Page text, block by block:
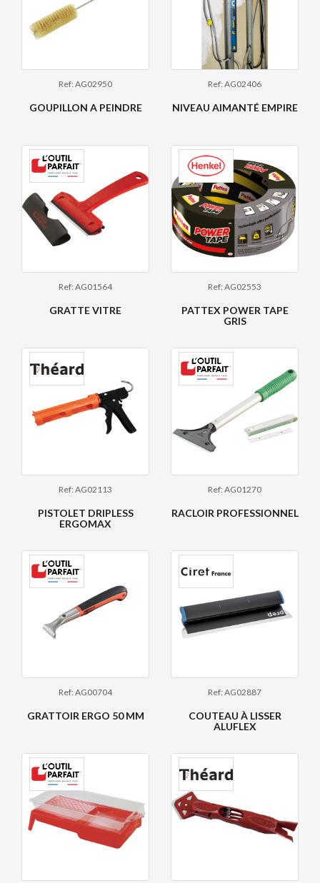
Ref: AG02950
GOUPILLON A PEINDRE
Ref: AG02406
NIVEAU AIMANTÉ EMPIRE
Ref: AG01564
GRATTE VITRE
Ref: AG02553
PATTEX POWER TAPE
GRIS
Ref: AG02113
PISTOLET DRIPLESS
ERGOMAX
Ref: AG01270
RACLOIR PROFESSIONNEL
Ref: AG00704
GRATTOIR ERGO 50 MM
Ref: AG02887
COUTEAU À LISSER
ALUFLEX